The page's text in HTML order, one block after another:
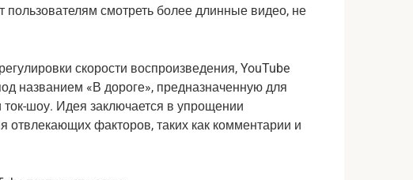
пользователям смотреть более длинные видео, не
скорости воспроизведения, YouTube
названием «В дороге», предназначенную для
ток-шоу. Идея заключается в упрощении
отвлекающих факторов, таких как комментарии и